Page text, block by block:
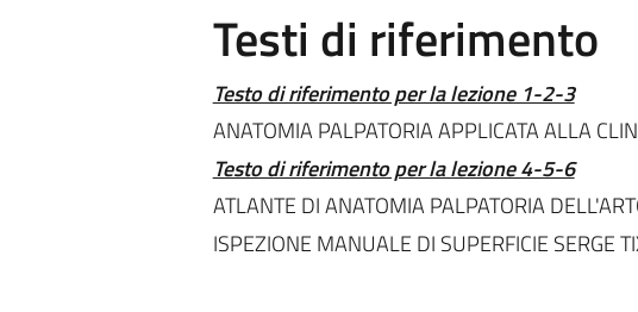
Testi di riferimento
Testo di riferimento per la lezione 1-2-3
ANATOMIA PALPATORIA APPLICATA ALLA
Testo di riferimento per la lezione 4-5-6
ATLANTE DI ANATOMIA PALPATORIA
ISPEZIONE MANUALE DI SUPERFICIE SERGE